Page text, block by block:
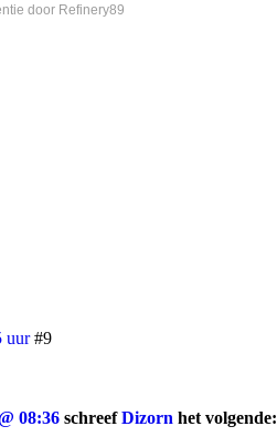
door Refinery89
uur #9
08:36 schreefDizorn het volgende: